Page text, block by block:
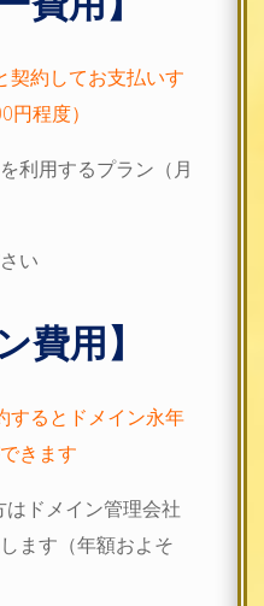
約してお支払いす
程度）
利用するプラン（月
い
費用】
るとドメイン永年
きます
ドメイン管理会社
ます（年額およそ